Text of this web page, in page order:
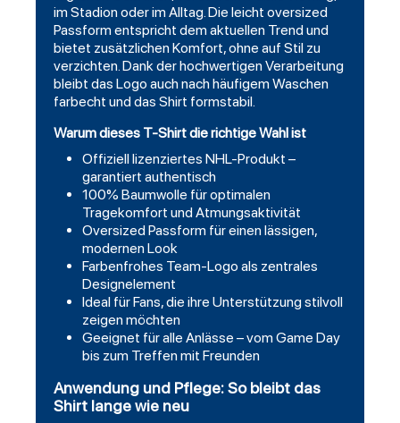
im Stadion oder im Alltag. Die leicht oversized
Passform entspricht dem aktuellen Trend und
bietet zusätzlichen Komfort, ohne auf Stil zu
verzichten. Dank der hochwertigen Verarbeitung
bleibt das Logo auch nach häufigem Waschen
farbecht und das Shirt formstabil.
Warum dieses T-Shirt die richtige Wahl ist
Offiziell lizenziertes NHL-Produkt –
garantiert authentisch
100% Baumwolle für optimalen
Tragekomfort und Atmungsaktivität
Oversized Passform für einen lässigen,
modernen Look
Farbenfrohes Team-Logo als zentrales
Designelement
Ideal für Fans, die ihre Unterstützung stilvoll
zeigen möchten
Geeignet für alle Anlässe – vom Game Day
bis zum Treffen mit Freunden
Anwendung und Pflege: So bleibt das
Shirt lange wie neu